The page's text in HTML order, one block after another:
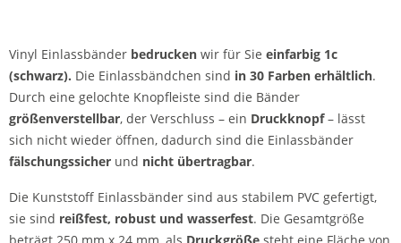
Vinyl Einlassbänder bedrucken wir für Sie einfarbig 1c
(schwarz). Die Einlassbändchen sind in 30 Farben erhältlich.
Durch eine gelochte Knopfleiste sind die Bänder
größenverstellbar, der Verschluss – ein Druckknopf– lässt
sich nicht wieder öffnen, dadurch sind die Einlassbänder
fälschungssicher und nicht übertragbar.
Die Kunststoff Einlassbänder sind aus stabilem PVC gefertigt,
sie sind reißfest, robust und wasserfest. Die Gesamtgröße